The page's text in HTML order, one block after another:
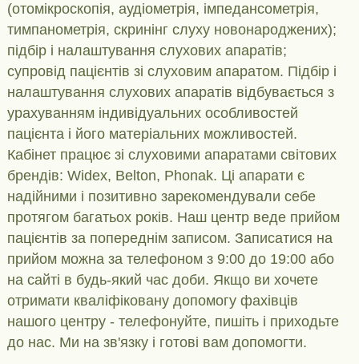
(отомікроскопія, аудіометрія, імпедансометрія,
тимпанометрія, скринінг слуху новонароджених);
підбір і налаштування слухових апаратів;
супровід пацієнтів зі слуховим апаратом. Підбір і
налаштування слухових апаратів відбувається з
урахуванням індивідуальних особливостей
пацієнта і його матеріальних можливостей.
Кабінет працює зі слуховими апаратами світових
брендів: Widex, Belton, Phonak. Ці апарати є
надійними і позитивно зарекомендували себе
протягом багатьох років. Наш центр веде прийом
пацієнтів за попереднім записом. Записатися на
прийом можна за телефоном з 9:00 до 19:00 або
на сайті в будь-який час доби. Якщо ви хочете
отримати кваліфіковану допомогу фахівців
нашого центру - телефонуйте, пишіть і приходьте
до нас. Ми на зв'язку і готові вам допомогти.